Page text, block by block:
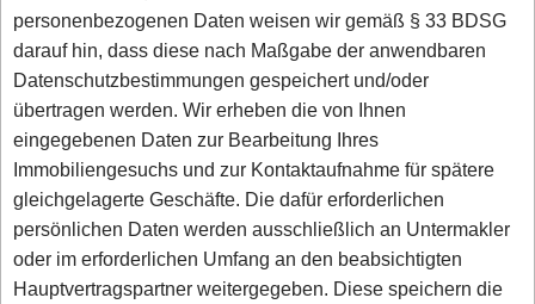
personenbezogenen Daten weisen wir gemäß § 33 BDSG
darauf hin, dass diese nach Maßgabe der anwendbaren
Datenschutzbestimmungen gespeichert und/oder
übertragen werden. Wir erheben die von Ihnen
eingegebenen Daten zur Bearbeitung Ihres
Immobiliengesuchs und zur Kontaktaufnahme für spätere
gleichgelagerte Geschäfte. Die dafür erforderlichen
persönlichen Daten werden ausschließlich an Untermakler
oder im erforderlichen Umfang an den beabsichtigten
Hauptvertragspartner weitergegeben. Diese speichern die